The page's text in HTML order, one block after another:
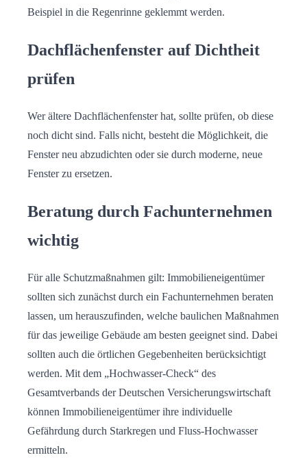
Beispiel in die Regenrinne geklemmt werden.
Dachflächenfenster auf Dichtheit
prüfen
Wer ältere Dachflächenfenster hat, sollte prüfen, ob diese
noch dicht sind. Falls nicht, besteht die Möglichkeit, die
Fenster neu abzudichten oder sie durch moderne, neue
Fenster zu ersetzen.
Beratung durch Fachunternehmen
wichtig
Für alle Schutzmaßnahmen gilt: Immobilieneigentümer
sollten sich zunächst durch ein Fachunternehmen beraten
lassen, um herauszufinden, welche baulichen Maßnahmen
für das jeweilige Gebäude am besten geeignet sind. Dabei
sollten auch die örtlichen Gegebenheiten berücksichtigt
werden. Mit dem „Hochwasser-Check“ des
Gesamtverbands der Deutschen Versicherungswirtschaft
können Immobilieneigentümer ihre individuelle
Gefährdung durch Starkregen und Fluss-Hochwasser
ermitteln.